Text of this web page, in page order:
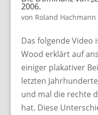
2006.
von Roland Hachmann
Das folgende Video
Wood erklärt auf
einiger plakativer
letzten
und mal die rechte
hat. Diese